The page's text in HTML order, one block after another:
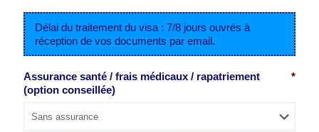
Délai du traitement du visa : 7/8 jours ouvrés à
réception de vos documents par email.
Assurance santé / frais médicaux / rapatriement
(option conseillée)
*